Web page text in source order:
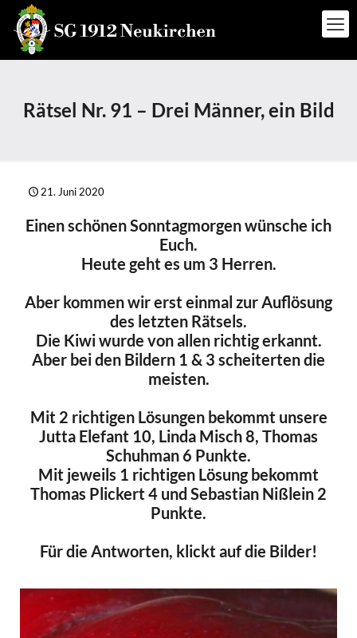
Rätsel Nr. 91 – Drei Männer, ein Bild
21. Juni 2020
Einen schönen Sonntagmorgen wünsche ich
Euch.
Heute geht es um 3 Herren.
Aber kommen wir erst einmal zur Auflösung
des letzten Rätsels.
Die Kiwi wurde von allen richtig erkannt.
Aber bei den Bildern 1 & 3 scheiterten die
meisten.
Mit 2 richtigen Lösungen bekommt unsere
Jutta Elefant 10, Linda Misch 8, Thomas
Schuhman 6 Punkte.
Mit jeweils 1 richtigen Lösung bekommt
Thomas Plickert 4 und Sebastian Nißlein 2
Punkte.
Für die Antworten, klickt auf die Bilder!